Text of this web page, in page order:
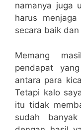
namanya juga
harus menjaga
secara baik
Memang
pendapat
antara para
Tetapi kalo
itu tidak
sudah